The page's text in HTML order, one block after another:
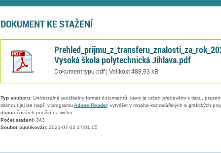
DOKUMENT KE STAŽENÍ
Vysoká škola polytechnická Jihlava.pdf
Dokument typu pdf | Velikost 488,93 kB
Typ souboru:Univerzálně použitelný formát dokumentů, který je určen především k tisku,
tisknout jej lze např. v programu Adobe Reader, vytvářet v mnoha kancelářských a grafických
doporučován k použití na webu.
Počet stažení:343
Soubor publikován:2021-07-02 17:01:05